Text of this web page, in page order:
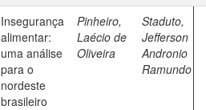
Insegurança
alimentar:
uma análise
para o
nordeste
brasileiro
Pinheiro,
Laécio de
Oliveira
Staduto,
Jefferson
Andronio
Ramundo